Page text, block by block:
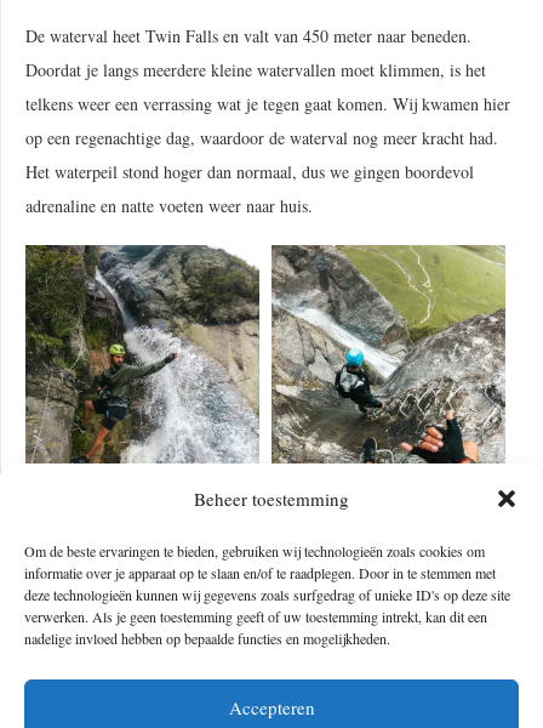
Beheer toestemming
Om de beste ervaringen te bieden, gebruiken wij technologieën zoals cookies om
informatie over je apparaat op te slaan en/of te raadplegen. Door in te stemmen met
deze technologieën kunnen wij gegevens zoals surfgedrag of unieke ID's op deze site
verwerken. Als je geen toestemming geeft of uw toestemming intrekt, kan dit een
nadelige invloed hebben op bepaalde functies en mogelijkheden.
Accepteren
De waterval heet Twin Falls en valt van 450 meter naar beneden.
Doordat je langs meerdere kleine watervallen moet klimmen, is het
telkens weer een verrassing wat je tegen gaat komen. Wij kwamen hier
op een regenachtige dag, waardoor de waterval nog meer kracht had.
Het waterpeil stond hoger dan normaal, dus we gingen boordevol
adrenaline en natte voeten weer naar huis.
Wanneer je gewend bent zelfstandig te klettersteigen, dan is het volgen
van een gids tijdens deze commerciële beklimming wel even wennen.
Maar dit vergeet je direct wanneer je over een staaldraad loopt die over
de waterval is gespannen en je toch wel blij bent met een beetje
begeleiding. De unieke locatie, meerdere suspensie bruggen en